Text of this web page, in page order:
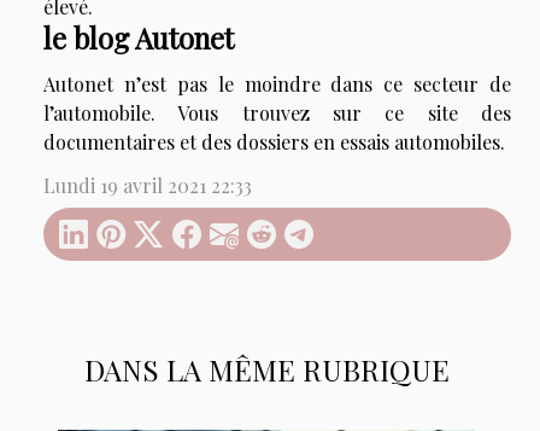
DANS LA MÊME RUBRIQUE
élevé.
le blog Autonet
Autonet n’est pas le moindre dans ce secteur de
l’automobile. Vous trouvez sur ce site des
documentaires et des dossiers en essais automobiles.
Lundi 19 avril 2021 22:33